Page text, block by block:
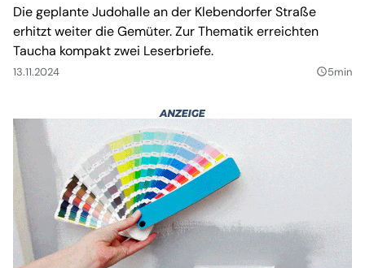
Die geplante Judohalle an der Klebendorfer Straße
erhitzt weiter die Gemüter. Zur Thematik erreichten
Taucha kompakt zwei Leserbriefe.
13.11.2024 query_builder5min